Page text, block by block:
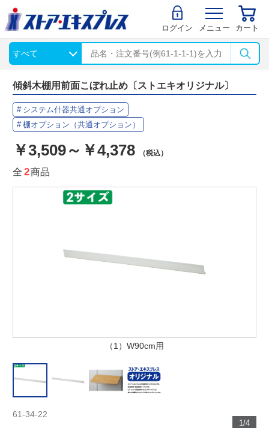
ログイン メニュー カート
傾斜木棚用前面こぼれ止め〔ストエキオリジナル〕
システム什器共通オプション
棚オプション（共通オプション）
￥3,509～￥4,378 （税込）
全 2商品
（1）W90cm用
1/4
61-34-22